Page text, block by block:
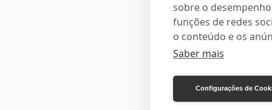
sobre o
funções de redes
o conteúdo e os
Saber mais
Configurações de